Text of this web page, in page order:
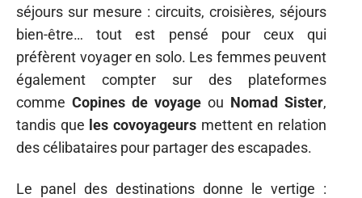
séjours sur mesure : circuits, croisières, séjours
bien-être… tout est pensé pour ceux qui
préfèrent voyager en solo. Les femmes peuvent
également compter sur des plateformes
comme Copines de voyage ou Nomad Sister,
tandis que les covoyageurs mettent en relation
des célibataires pour partager des escapades.
Le panel des destinations donne le vertige :